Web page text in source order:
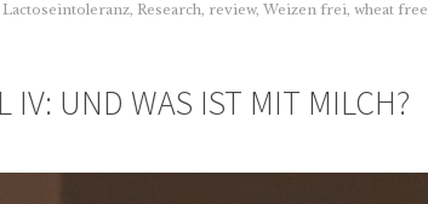
Lactoseintoleranz, Research, review, Weizen frei, wheat free
IV: UND WAS IST MIT MILCH?